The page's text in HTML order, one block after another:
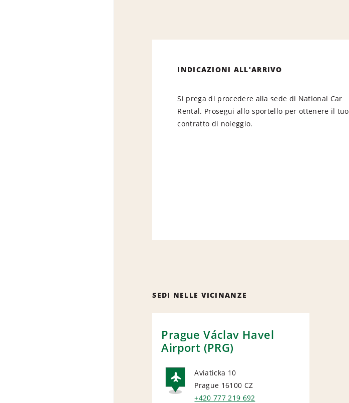
INDICAZIONI ALL'ARRIVO
Si prega di procedere alla sede di National Car
Rental. Prosegui allo sportello per ottenere il tuo
contratto di noleggio.
SEDI NELLE VICINANZE
Prague Václav Havel
Airport (PRG)
Aviaticka 10
Prague 16100 CZ
+420 777 219 692